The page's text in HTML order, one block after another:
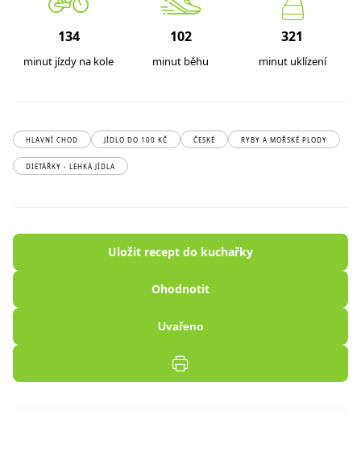
134
minut jízdy na kole
102
minut běhu
321
minut uklízení
HLAVNÍ CHOD JÍDLO DO 100 KČ ČESKÉ RYBY A MOŘSKÉ PLODY
DIETÁŘKY - LEHKÁ JÍDLA
Uložit recept do kuchařky
Ohodnotit
Uvařeno